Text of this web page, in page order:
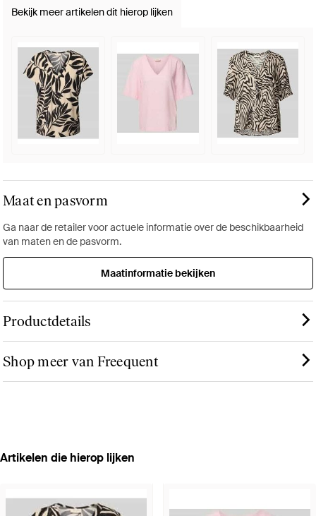
Bekijk meer artikelen dit hierop lijken
Maat en pasvorm
Ga naar de retailer voor actuele informatie over de beschikbaarheid
van maten en de pasvorm.
Maatinformatie bekijken
Productdetails
Shop meer van Freequent
Artikelen die hierop lijken